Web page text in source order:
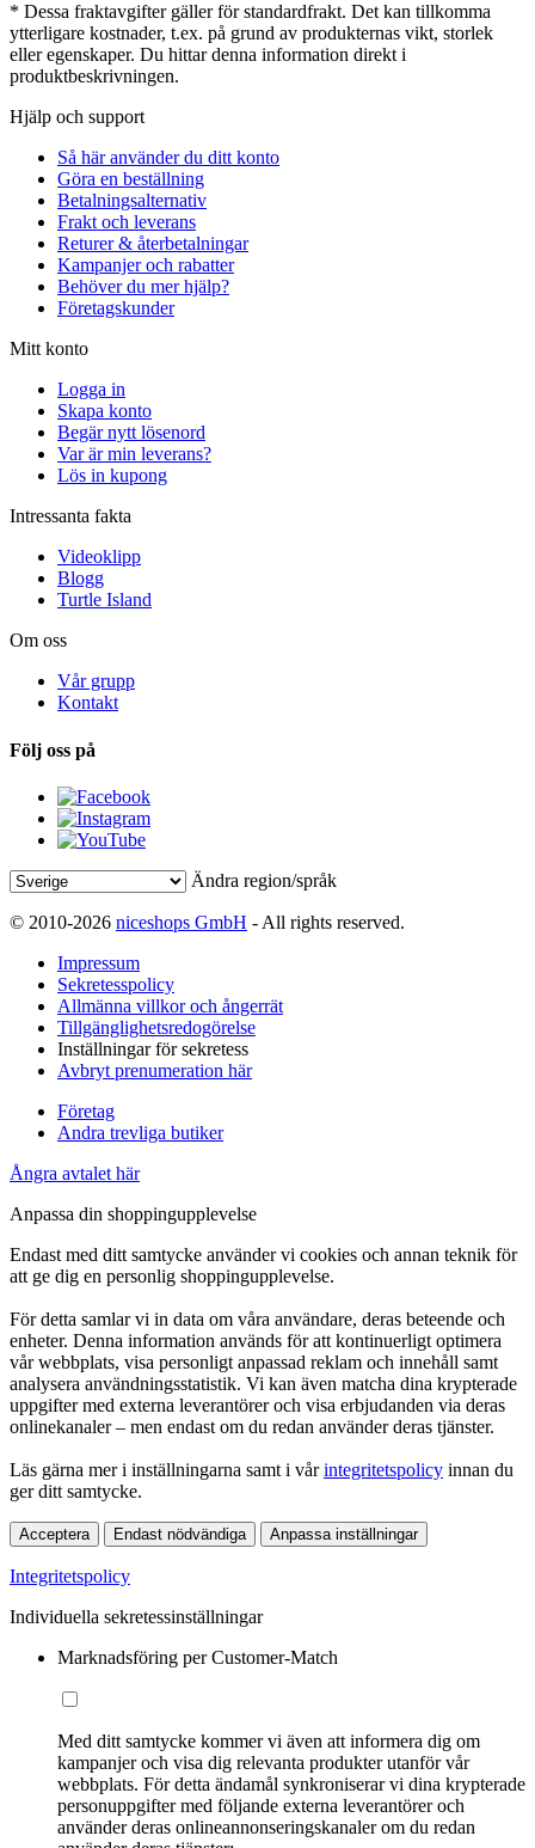
* Dessa fraktavgifter gäller för standardfrakt. Det kan tillkomma
ytterligare kostnader, t.ex. på grund av produkternas vikt, storlek
eller egenskaper. Du hittar denna information direkt i
produktbeskrivningen.
Hjälp och support
Så här använder du ditt konto
Göra en beställning
Betalningsalternativ
Frakt och leverans
Returer & återbetalningar
Kampanjer och rabatter
Behöver du mer hjälp?
Företagskunder
Mitt konto
Logga in
Skapa konto
Begär nytt lösenord
Var är min leverans?
Lös in kupong
Intressanta fakta
Videoklipp
Blogg
Turtle Island
Om oss
Vår grupp
Kontakt
Följ oss på
Ändra region/språk
© 2010-2026 niceshops GmbH - All rights reserved.
Impressum
Sekretesspolicy
Allmänna villkor och ångerrät
Tillgänglighetsredogörelse
Inställningar för sekretess
Avbryt prenumeration här
Företag
Andra trevliga butiker
Ångra avtalet här
Anpassa din shoppingupplevelse
Endast med ditt samtycke använder vi cookies och annan teknik för
att ge dig en personlig shoppingupplevelse.
För detta samlar vi in data om våra användare, deras beteende och
enheter. Denna information används för att kontinuerligt optimera
vår webbplats, visa personligt anpassad reklam och innehåll samt
analysera användningsstatistik. Vi kan även matcha dina krypterade
uppgifter med externa leverantörer och visa erbjudanden via deras
onlinekanaler – men endast om du redan använder deras tjänster.
Läs gärna mer i inställningarna samt i vårintegritetspolicy innan du
ger ditt samtycke.
Acceptera Endast nödvändiga Anpassa inställningar
Integritetspolicy
Individuella sekretessinställningar
Marknadsföring per Customer-Match
Med ditt samtycke kommer vi även att informera dig om
kampanjer och visa dig relevanta produkter utanför vår
webbplats. För detta ändamål synkroniserar vi dina krypterade
personuppgifter med följande externa leverantörer och
använder deras onlineannonseringskanaler om du redan